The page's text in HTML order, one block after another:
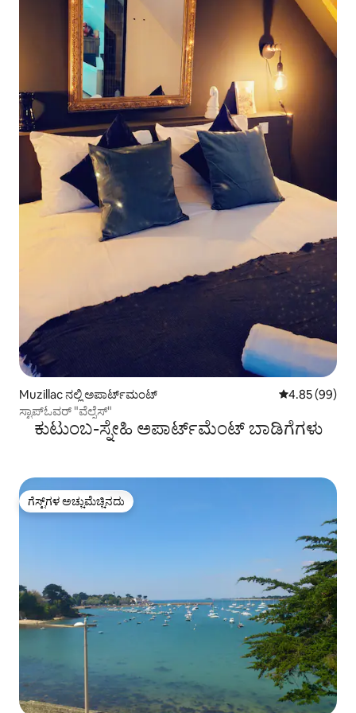
Muzillac ನಲ್ಲಿ ಅಪಾರ್ಟ್‌ಮಂಟ್ 5 ರಲ್ಲಿ 4.85
4.85 (99)
ಸ್ಟಾಪ್‌ಓವರ್ "ವೆಲ್ನೆಸ್"
ಕುಟುಂಬ-ಸ್ನೇಹಿ ಅಪಾರ್ಟ್‌ಮೆಂಟ್ ಬಾಡಿಗೆಗಳು
ಗೆಸ್ಟ್‌ಗಳ ಅಚ್ಚುಮೆಚ್ಚಿನದು
ಗೆಸ್ಟ್‌ಗಳ ಅಚ್ಚುಮೆಚ್ಚಿನದು